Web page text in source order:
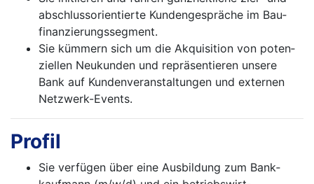
abschlussorientierte Kundengespräche im Bau­
finanzierungssegment.
Sie kümmern sich um die Akquisition von poten­
ziellen Neukunden und repräsentieren unsere
Bank auf Kundenveranstaltungen und externen
Netzwerk-Events.
Profil
Sie verfügen über eine Ausbildung zum Bank­